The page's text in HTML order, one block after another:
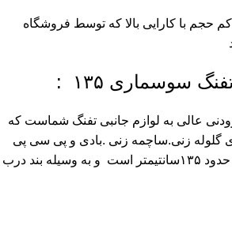
حجم با کارایی بالا که توسط فروشگاه
سوسماری ۱۳۵ :
عالی به لوازم جانبی تفنگ شماست که
گلوله زنی.ساچمه زنی .بادی و پی سی پی
مناسب است. اندازه آن حدود ۱۳۵سانتیمتر است و به وسیله بند درب